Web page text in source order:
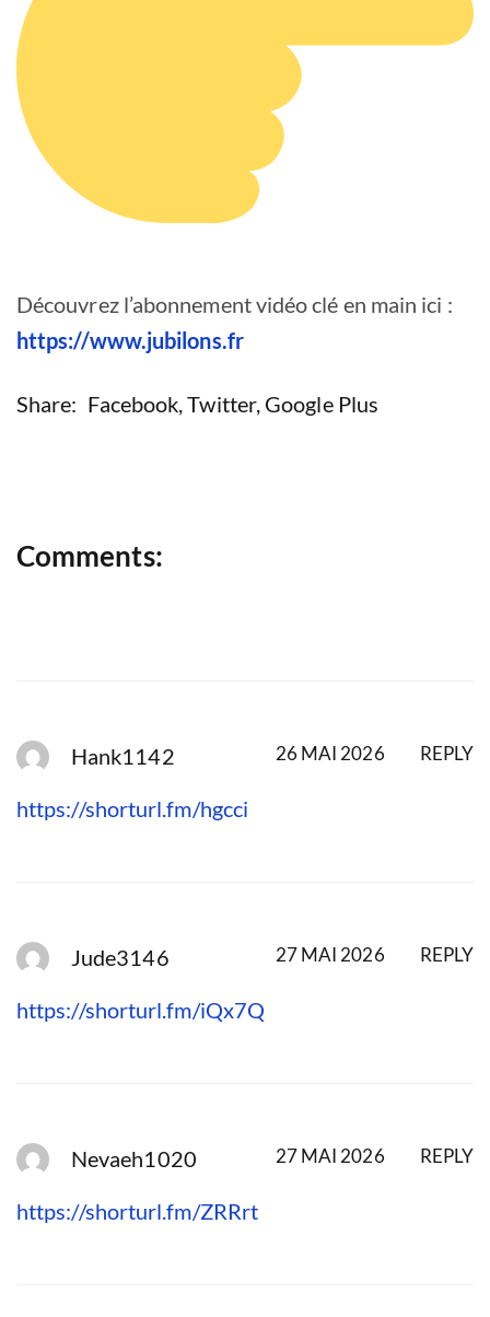
Découvrez l’abonnement vidéo clé en main ici :
https://www.jubilons.fr
Share: Facebook,Twitter, Google Plus
Comments:
Hank1142 REPLY
26 MAI 2026
https://shorturl.fm/hgcci
Jude3146 REPLY
27 MAI 2026
https://shorturl.fm/iQx7Q
Nevaeh1020 REPLY
27 MAI 2026
https://shorturl.fm/ZRRrt